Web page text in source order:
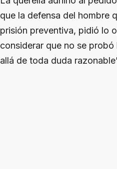
que la defensa del hombre
prisión preventiva, pidió lo
considerar que no se probó
allá de toda duda